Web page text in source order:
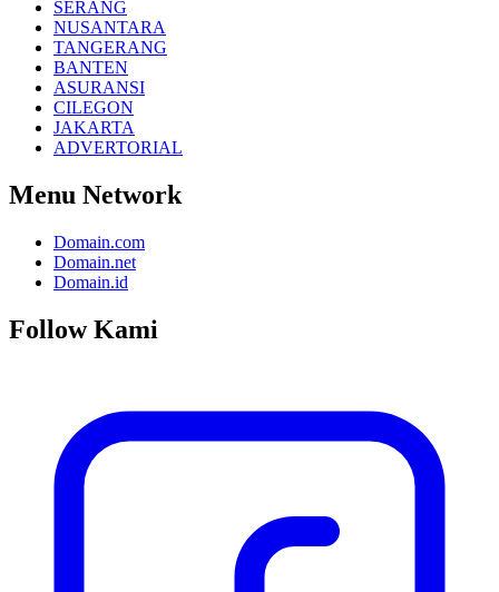
SERANG
NUSANTARA
TANGERANG
BANTEN
ASURANSI
CILEGON
JAKARTA
ADVERTORIAL
Menu Network
Domain.com
Domain.net
Domain.id
Follow Kami